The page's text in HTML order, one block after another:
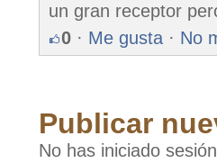
un gran receptor
0 · Me gusta · No
Publicar
No has iniciado